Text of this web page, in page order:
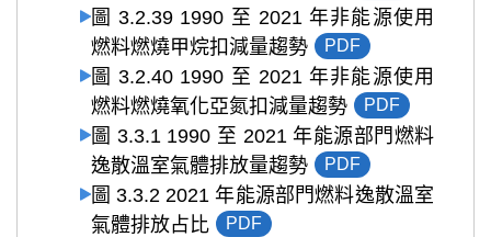
圖 3.2.39 1990 至 2021 年非能源使用
燃料燃燒甲烷扣減量趨勢
PDF
圖 3.2.40 1990 至 2021 年非能源使用
燃料燃燒氧化亞氮扣減量趨勢
PDF
圖 3.3.1 1990 至 2021 年能源部門燃料
逸散溫室氣體排放量趨勢
PDF
圖 3.3.2 2021 年能源部門燃料逸散溫室
氣體排放占比
PDF